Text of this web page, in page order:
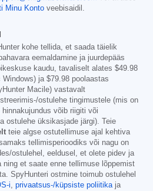
Minu Konto veebisaidil.
kohe tellida, et saada täielik
eemaldamine ja juurdepääs
kaudu, tavaliselt alates $49.98
Windows) ja $79.98 poolaastas
Macile) vastavalt
ostulehe tingimustele (mis on
võib riigiti või
ostulehe üksikasjade järgi). Teie
teie algse ostutellimuse ajal kehtiva
tellimisperioodiks või nagu on
ostulehel, eeldusel, et olete pidev ja
et saate enne tellimuse lõppemist
SpyHunteri ostmine toimub ostulehel
i, privaatsus-/küpsiste poliitikaja